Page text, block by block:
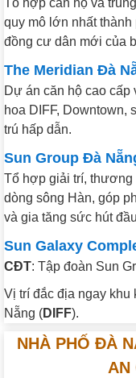
Tổ hợp căn hộ và
quy mô lớn nhất
đồng cư dân mới của
The Meridian Đà
Dự án căn hộ cao
hoa DIFF, Downtown,
trú hấp dẫn.
Sun Group Đà
Tổ hợp giải trí, thương
dòng sông Hàn, góp
và gia tăng sức hút
Sun Galaxy
CĐT: Tập đoàn Sun
Vị trí đắc địa ngay
Nẵng (DIFF).
NHÀ PHỐ ĐÀ
AN